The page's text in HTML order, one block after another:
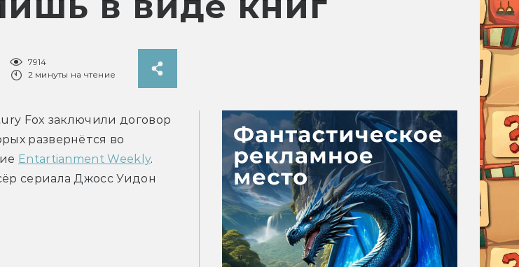
7914
2 минуты на чтение
Fox заключили договор
развернётся во
Entartianment Weekly.
сериала Джосс Уидон